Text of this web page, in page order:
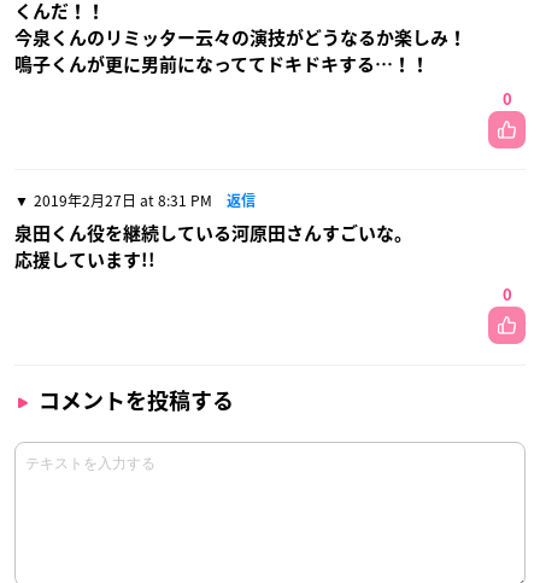
くんだ！！
今泉くんのリミッター云々の演技がどうなるか楽しみ！
鳴子くんが更に男前になっててドキドキする…！！
0
2019年2月27日 at 8:31 PM 返信
泉田くん役を継続している河原田さんすごいな。
応援しています!!
0
コメントを投稿する